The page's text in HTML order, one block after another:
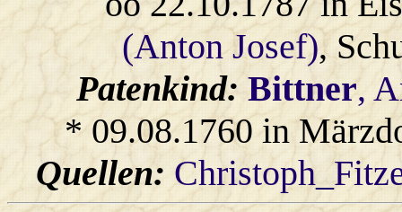
(Anton Josef),
Patenkind:Bittner,
* 09.08.1760 in
Quellen: